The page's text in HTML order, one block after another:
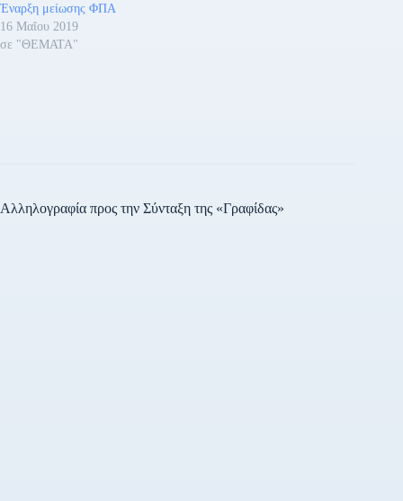
Έναρξη μείωσης ΦΠΑ
16 Μαΐου 2019
σε "ΘΕΜΑΤΑ"
Αλληλογραφία προς την Σύνταξη της «Γραφίδας»